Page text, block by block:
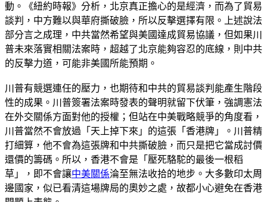
動。《紐約時報》分析，北京真正擔心的是經濟，而為了貿易
談判，中方難以與華府撕破臉，所以反擊選擇有限。上述說法
部分言之成理，中共當然希望與美國達成貿易協議，但如果川
普未來落實相關法案時，超越了北京能夠容忍的底線，則中共
的反擊力道，可能非美國所能預期。
川普有競選連任的壓力，也期待和中共的貿易談判能產生階段
性的成果。川普簽署法案時發表的聲明就留下伏筆，強調憲法
在外交關係方面對他的授權；但站在中美戰略競爭的角度看，
川普當然不會放過「天上掉下來」的這張「香港牌」。川普精
打細算，他不會為這張牌和中共撕破臉，而只是把它當成討價
還價的籌碼。所以，香港不會是「壓死駱駝的最後一根稻
草」，即不會讓中美關係淪至無法收拾的地步。大多數印太周
邊國家，似已看清這場牌局的奧妙之處，故都小心避免在香港